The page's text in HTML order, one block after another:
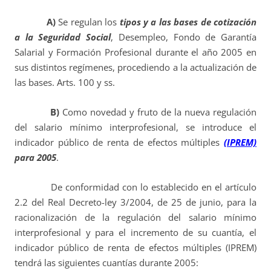
A)Se regulan los tipos y a las bases de cotización
a la Seguridad Social, Desempleo, Fondo de Garantía
Salarial y Formación Profesional durante el año 2005 en
sus distintos regímenes, procediendo a la actualización de
las bases. Arts. 100 y ss.
B) Como novedad y fruto de la nueva regulación
del salario mínimo interprofesional, se introduce el
indicador público de renta de efectos múltiples (IPREM)
para 2005.
De conformidad con lo establecido en el artículo
2.2 del Real Decreto-ley 3/2004, de 25 de junio, para la
racionalización de la regulación del salario mínimo
interprofesional y para el incremento de su cuantía, el
indicador público de renta de efectos múltiples (IPREM)
tendrá las siguientes cuantías durante 2005: